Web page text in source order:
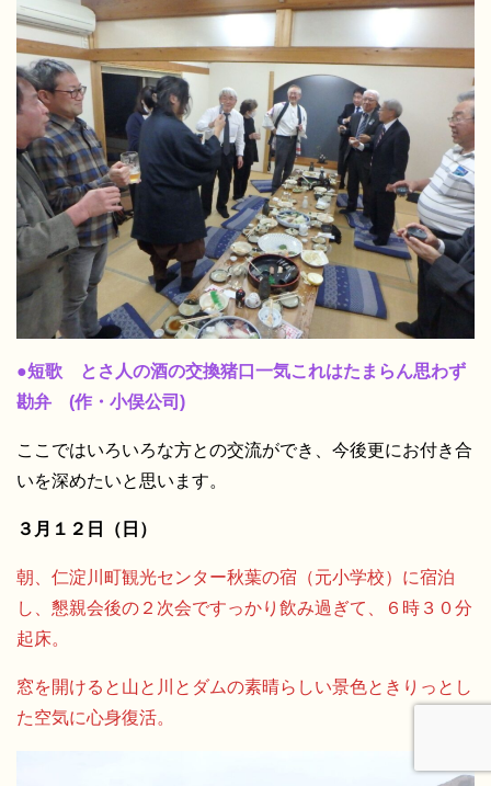
●短歌 とさ人の酒の交換猪口一気これはたまらん思わず
勘弁 (作・小俣公司)
ここではいろいろな方との交流ができ、今後更にお付き合
いを深めたいと思います。
３月１２日（日）
朝、仁淀川町観光センター秋葉の宿（元小学校）に宿泊
し、懇親会後の２次会ですっかり飲み過ぎて、６時３０分
起床。
窓を開けると山と川とダムの素晴らしい景色ときりっとし
た空気に心身復活。